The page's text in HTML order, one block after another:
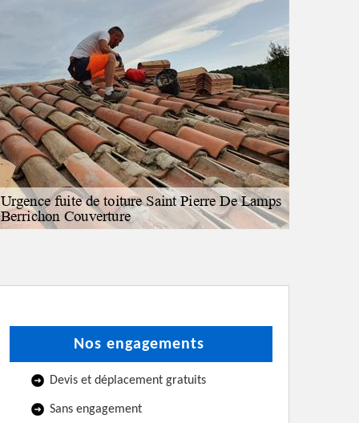
Nos engagements
Devis et déplacement gratuits
Sans engagement